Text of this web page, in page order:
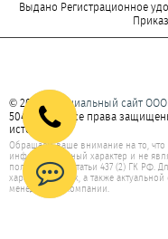
Выдано Регистрационное
© 2026 Официальный сайт
5047277350. Все права
источник.
Обращаем ваше внимание на то,
информационный характер и не
положениями статьи 437 (2) ГК РФ.
характеристиках, а также
менеджерам компании.